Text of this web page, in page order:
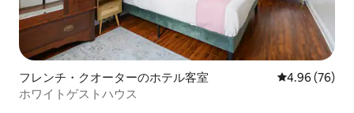
フレンチ・クオーターのホテル客室 レビュー76
4.96 (76)
ホワイトゲストハウス